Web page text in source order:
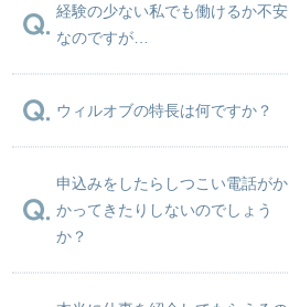
経験の少ない私でも働けるか不安
なのですが…
ウィルオブの特長は何ですか？
申込みをしたらしつこい電話がか
かってきたりしないのでしょう
か？